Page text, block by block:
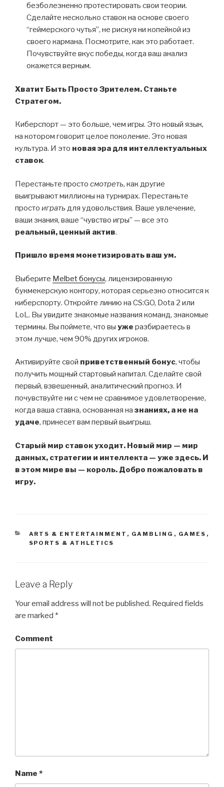
безболезненно протестировать свои теории.
Сделайте несколько ставок на основе своего
“геймерского чутья”, не рискуя ни копейкой из
своего кармана. Посмотрите, как это работает.
Почувствуйте вкус победы, когда ваш анализ
окажется верным.
Хватит Быть Просто Зрителем. Станьте
Стратегом.
Киберспорт — это больше, чем игры. Это новый язык,
на котором говорит целое поколение. Это новая
культура. И это новая эра для интеллектуальных
ставок.
Перестаньте просто смотреть, как другие
выигрывают миллионы на турнирах. Перестаньте
просто игратьдля удовольствия. Ваше увлечение,
ваши знания, ваше “чувство игры” — все это
реальный, ценный актив.
Пришло время монетизировать ваш ум.
Выберите Melbet бонусы, лицензированную
букмекерскую контору, которая серьезно относится к
киберспорту. Откройте линию на CS:GO, Dota 2 или
LoL. Вы увидите знакомые названия команд, знакомые
термины. Вы поймете, что вы уже разбираетесь в
этом лучше, чем 90% других игроков.
Активируйте свой приветственный бонус, чтобы
получить мощный стартовый капитал. Сделайте свой
первый, взвешенный, аналитический прогноз. И
почувствуйте ни с чем не сравнимое удовлетворение,
когда ваша ставка, основанная на знаниях, а не на
удаче, принесет вам первый выигрыш.
Старый мир ставок уходит. Новый мир — мир
данных, стратегии и интеллекта — уже здесь. И
в этом мире вы — король. Добро пожаловать в
игру.
CATEGORIES
ARTS & ENTERTAINMENT , GAMBLING , GAMES ,
SPORTS & ATHLETICS
Leave a Reply
Your email address will not be published. Required fields
are marked *
Comment
Name *